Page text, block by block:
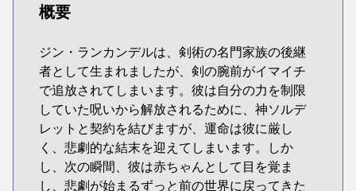
概要
ジン・ランカンデルは、剣術の名門家族の後継
者として生まれましたが、剣の腕前がイマイチ
で追放されてしまいます。彼は自分の力を制限
していた呪いから解放されるために、神ソルデ
レットと契約を結びますが、運命は彼に厳し
く、悲劇的な結末を迎えてしまいます。しか
し、次の瞬間、彼は赤ちゃんとして目を覚ま
し、悲劇が始まるずっと前の世界に戻ってきた